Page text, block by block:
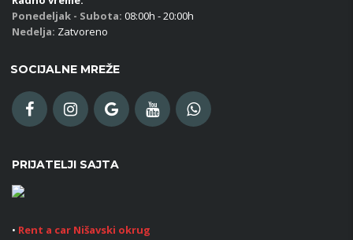
Ponedeljak - Subota: 08:00h - 20:00h
Nedelja: Zatvoreno
SOCIJALNE MREŽE
PRIJATELJI SAJTA
• Rent a car Nišavski okrug